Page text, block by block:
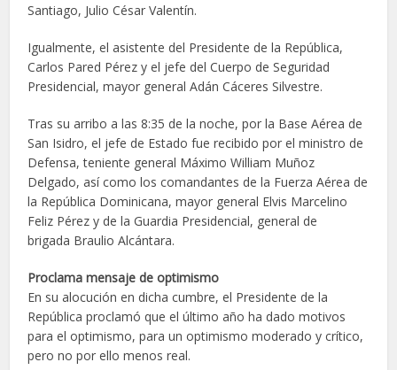
Santiago, Julio César Valentín.
Igualmente, el asistente del Presidente de la República,
Carlos Pared Pérez y el jefe del Cuerpo de Seguridad
Presidencial, mayor general Adán Cáceres Silvestre.
Tras su arribo a las 8:35 de la noche, por la Base Aérea de
San Isidro, el jefe de Estado fue recibido por el ministro de
Defensa, teniente general Máximo William Muñoz
Delgado, así como los comandantes de la Fuerza Aérea de
la República Dominicana, mayor general Elvis Marcelino
Feliz Pérez y de la Guardia Presidencial, general de
brigada Braulio Alcántara.
Proclama mensaje de optimismo
En su alocución en dicha cumbre, el Presidente de la
República proclamó que el último año ha dado motivos
para el optimismo, para un optimismo moderado y crítico,
pero no por ello menos real.